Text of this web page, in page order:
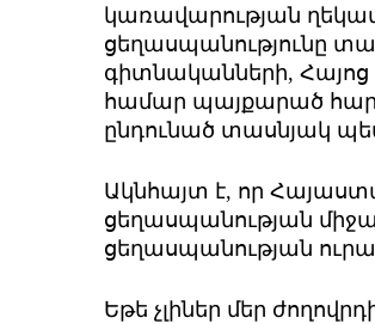
կառավարության
ցեղասպանությունը
գիտնականների,
համար պայքարած
ընդունած տասնյակ
Ակնհայտ է, որ
ցեղասպանության
ցեղասպանության
Եթե չլիներ մեր